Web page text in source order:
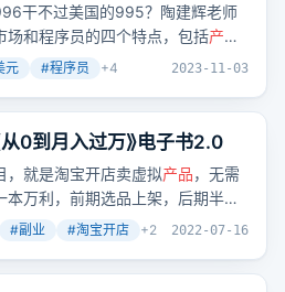
干不过美国的995？陶建辉老师
场和程序员的四个特点，包括产品
注、全球市场和全球视野。而纯银
求规模而无法专注细分需求。
元 #程序员 +4 2023-11-03
从0到月入过万》电子书2.0
，就是淘宝开店卖虚拟产品，无需
本万利，前期选品上架，后期半自
抖音全套教程，售价27.9元，月销
，无需进货。
#副业 #淘宝开店 +2 2022-07-16